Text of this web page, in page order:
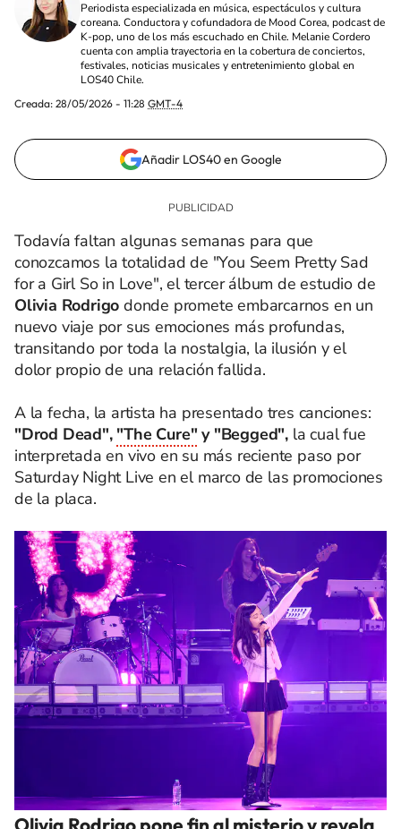
Periodista especializada en música, espectáculos y cultura
coreana. Conductora y cofundadora de Mood Corea, podcast de
K-pop, uno de los más escuchado en Chile. Melanie Cordero
cuenta con amplia trayectoria en la cobertura de conciertos,
festivales, noticias musicales y entretenimiento global en
LOS40 Chile.
Creada: 28/05/2026 - 11:28 GMT-4
Añadir LOS40 en Google
Todavía faltan algunas semanas para que
conozcamos la totalidad de "You Seem Pretty Sad
for a Girl So in Love", el tercer álbum de estudio de
Olivia Rodrigo donde promete embarcarnos en un
nuevo viaje por sus emociones más profundas,
transitando por toda la nostalgia, la ilusión y el
dolor propio de una relación fallida.
A la fecha, la artista ha presentado tres canciones:
"Drod Dead", "The Cure" y "Begged", la cual fue
interpretada en vivo en su más reciente paso por
Saturday Night Live en el marco de las promociones
de la placa.
Olivia Rodrigo pone fin al misterio y revela